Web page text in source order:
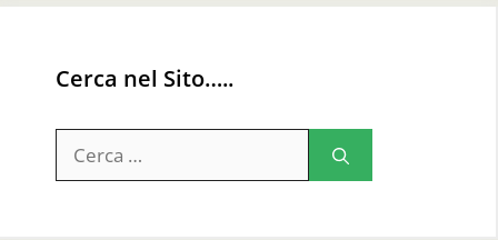
Cerca nel Sito…..
per: